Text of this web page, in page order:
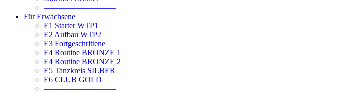
—————————
Für Erwachsene
E1 Starter WTP1
E2 Aufbau WTP2
E3 Fortgeschrittene
E4 Routine BRONZE 1
E4 Routine BRONZE 2
E5 Tanzkreis SILBER
E6 CLUB GOLD
—————————